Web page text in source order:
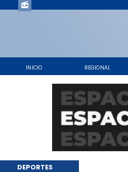
INICIO REGIONAL
DEPORTES